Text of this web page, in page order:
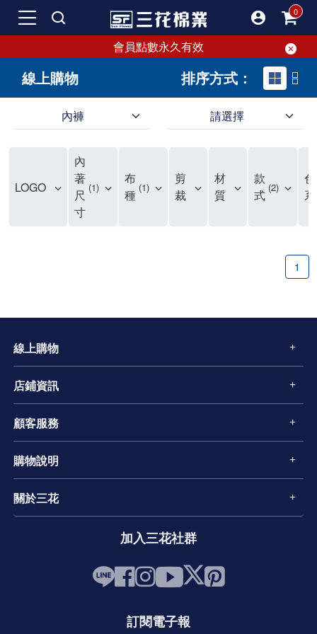
會員點數永久有效
線上購物 排序方式：
內褲 請選擇
LOGO
內
著
尺
寸
1
布
種 1
剪
裁
材
質
款
式 2
色
系
1
線上購物
店鋪資訊
顧客服務
購物說明
關於三花
加入三花社群
訂閱電子報